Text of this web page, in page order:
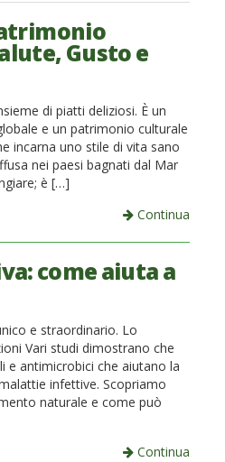
Gusto e
di piatti deliziosi. È un
e un patrimonio culturale
incarna uno stile di vita sano
nei paesi bagnati dal Mar
è […]
Continua
come aiuta a
e straordinario. Lo
Vari studi dimostrano che
e antimicrobici che aiutano la
infettive. Scopriamo
naturale e come può
Continua